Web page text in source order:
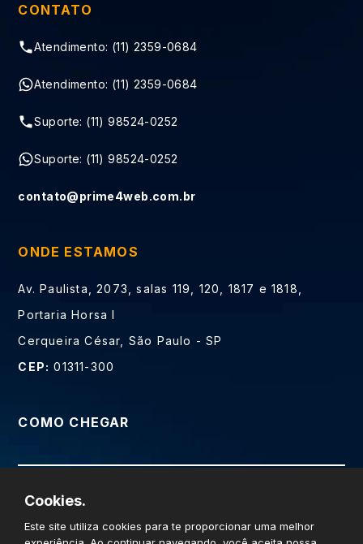
CONTATO
Atendimento: (11) 2359-0684
Atendimento: (11) 2359-0684
Suporte: (11) 98524-0252
Suporte: (11) 98524-0252
contato@prime4web.com.br
ONDE ESTAMOS
Av. Paulista, 2073, salas 119, 120, 1817 e 1818,
Portaria Horsa I
Cerqueira César, São Paulo - SP
CEP: 01311-300
COMO CHEGAR
Prime Web Soluções Digitais LTDA - CNPJ
14.694.838/0001-37 © Todos os direitos reservados
Cookies.
Este site utiliza cookies para te proporcionar uma melhor